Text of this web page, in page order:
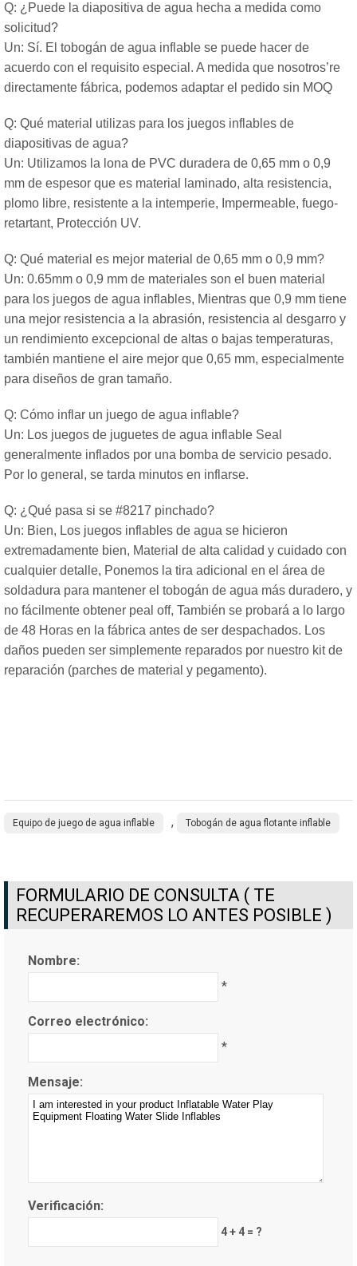
Q: ¿Puede la diapositiva de agua hecha a medida como
solicitud?
Un: Sí. El tobogán de agua inflable se puede hacer de
acuerdo con el requisito especial. A medida que nosotros’re
directamente fábrica, podemos adaptar el pedido sin MOQ
Q: Qué material utilizas para los juegos inflables de
diapositivas de agua?
Un: Utilizamos la lona de PVC duradera de 0,65 mm o 0,9
mm de espesor que es material laminado, alta resistencia,
plomo libre, resistente a la intemperie, Impermeable, fuego-
retartant, Protección UV.
Q: Qué material es mejor material de 0,65 mm o 0,9 mm?
Un: 0.65mm o 0,9 mm de materiales son el buen material
para los juegos de agua inflables, Mientras que 0,9 mm tiene
una mejor resistencia a la abrasión, resistencia al desgarro y
un rendimiento excepcional de altas o bajas temperaturas,
también mantiene el aire mejor que 0,65 mm, especialmente
para diseños de gran tamaño.
Q: Cómo inflar un juego de agua inflable?
Un: Los juegos de juguetes de agua inflable Seal
generalmente inflados por una bomba de servicio pesado.
Por lo general, se tarda minutos en inflarse.
Q: ¿Qué pasa si se #8217 pinchado?
Un: Bien, Los juegos inflables de agua se hicieron
extremadamente bien, Material de alta calidad y cuidado con
cualquier detalle, Ponemos la tira adicional en el área de
soldadura para mantener el tobogán de agua más duradero, y
no fácilmente obtener peal off, También se probará a lo largo
de 48 Horas en la fábrica antes de ser despachados. Los
daños pueden ser simplemente reparados por nuestro kit de
reparación (parches de material y pegamento).
Equipo de juego de agua inflable , Tobogán de agua flotante inflable
FORMULARIO DE CONSULTA ( TE
RECUPERAREMOS LO ANTES POSIBLE )
Nombre:
*
Correo electrónico:
*
Mensaje:
Verificación:
4 + 4 = ?